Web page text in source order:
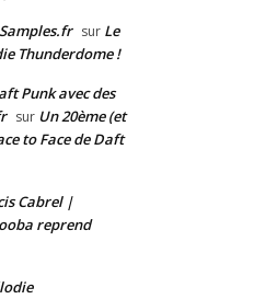
sur Le
Thunderdome !
Punk avec des
sur Un 20ème (et
to Face de Daft
Cabrel |
reprend